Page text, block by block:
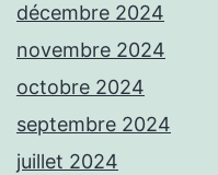
décembre 2024
novembre 2024
octobre 2024
septembre 2024
juillet 2024